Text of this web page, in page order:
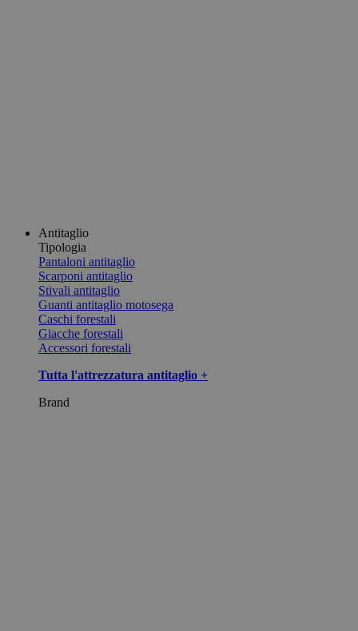
Antitaglio
Tipologia
Pantaloni antitaglio
Scarponi antitaglio
Stivali antitaglio
Guanti antitaglio motosega
Caschi forestali
Giacche forestali
Accessori forestali
Tutta l'attrezzatura antitaglio +
Brand